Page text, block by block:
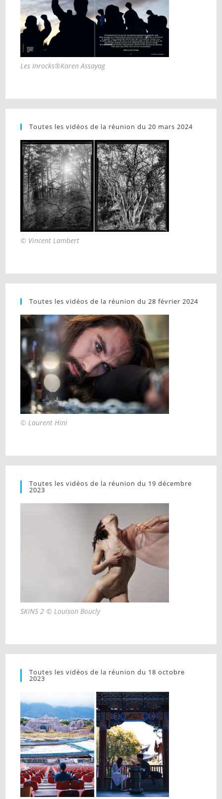
Les Inrocks®Karen Assayag
Toutes les vidéos de la réunion du 20 mars 2024
© Vincent Lambert
Toutes les vidéos de la réunion du 28 février 2024
© Laurent Hini
Toutes les vidéos de la réunion du 19 décembre
2023
SKINS 2 © Louison Boucly
Toutes les vidéos de la réunion du 18 octobre
2023